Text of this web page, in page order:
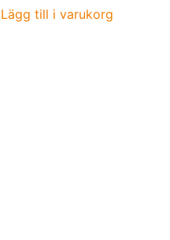
Lägg till i varukorg